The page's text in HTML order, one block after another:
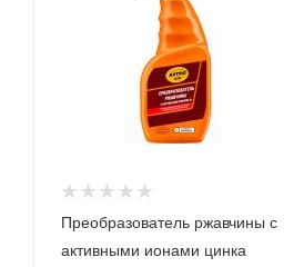
Преобразователь ржавчины с
активными ионами цинка